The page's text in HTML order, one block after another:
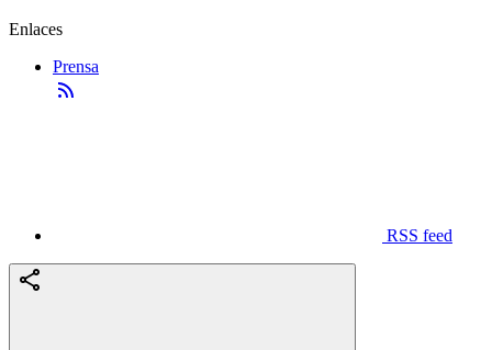
Enlaces
Prensa
RSS feed